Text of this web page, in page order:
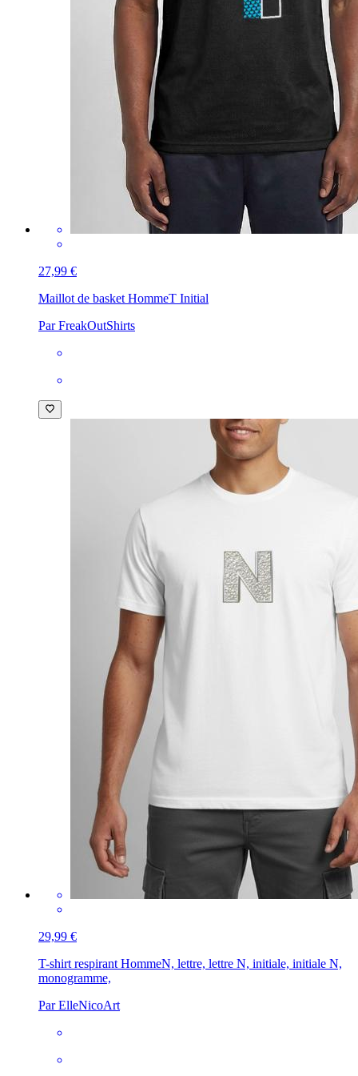
27,99 €
Maillot de basket HommeT Initial
Par FreakOutShirts
29,99 €
T-shirt respirant HommeN, lettre, lettre N, initiale, initiale N,
monogramme,
Par ElleNicoArt